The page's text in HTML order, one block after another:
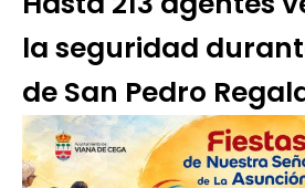
la seguridad
de San Pedro